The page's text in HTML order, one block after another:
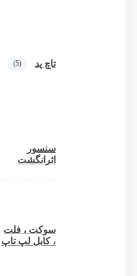
تاچ پد (5)
سنسور
اثرانگشت
سوکت ، فلت
، کابل لپ تاپ